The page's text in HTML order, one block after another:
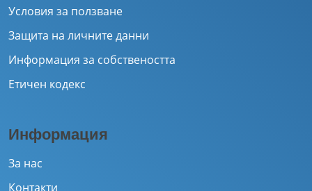
Условия за ползване
Защита на личните данни
Информация за собствеността
Етичен кодекс
Информация
За нас
Контакти